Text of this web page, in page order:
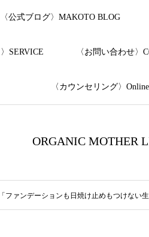
〈公式ブログ〉MAKOTO BLOG
SERVICE 〈お問い合わせ〉
〈カウンセリング〉
ORGANIC MOTHER
「ファンデーションも日焼け止めもつけない